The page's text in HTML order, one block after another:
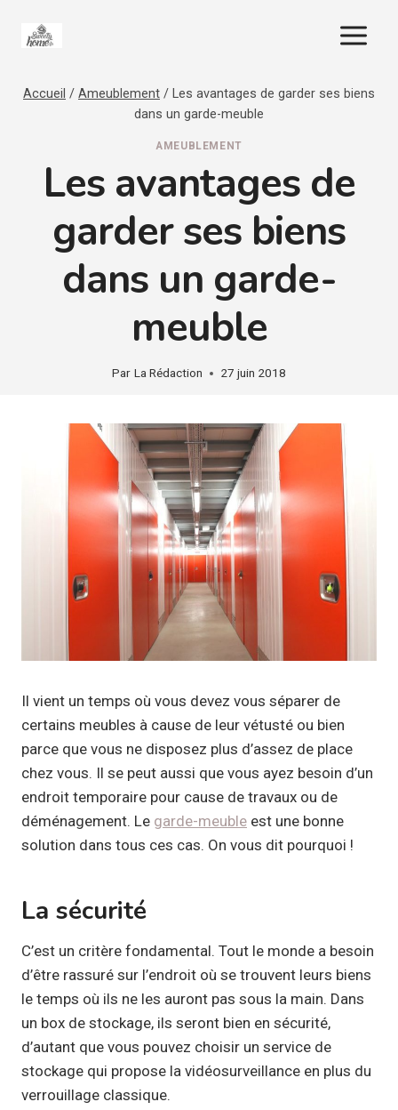
Accueil / Ameublement / Les avantages de garder ses biens
dans un garde-meuble
AMEUBLEMENT
Les avantages de
garder ses biens
dans un garde-
meuble
Par La Rédaction 27 juin 2018
Il vient un temps où vous devez vous séparer de
certains meubles à cause de leur vétusté ou bien
parce que vous ne disposez plus d’assez de place
chez vous. Il se peut aussi que vous ayez besoin d’un
endroit temporaire pour cause de travaux ou de
déménagement. Le garde-meuble est une bonne
solution dans tous ces cas. On vous dit pourquoi !
La sécurité
C’est un critère fondamental. Tout le monde a besoin
d’être rassuré sur l’endroit où se trouvent leurs biens
le temps où ils ne les auront pas sous la main. Dans
un box de stockage, ils seront bien en sécurité,
d’autant que vous pouvez choisir un service de
stockage qui propose la vidéosurveillance en plus du
verrouillage classique.